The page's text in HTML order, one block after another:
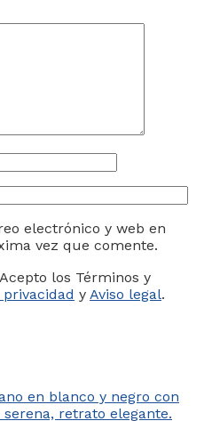
electrónico y web en
vez que comente.
Acepto los Términos y
y Aviso legal.